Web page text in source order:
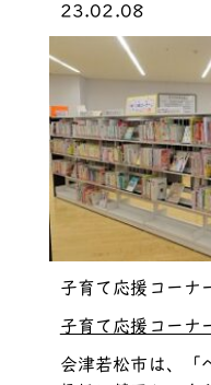
23.02.08
子育て応援コーナ
子育て応援コーナ
会津若松市は、「